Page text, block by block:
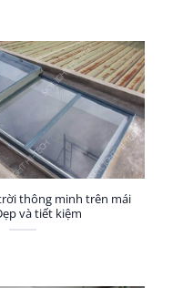
thông minh trên mái
và tiết kiệm